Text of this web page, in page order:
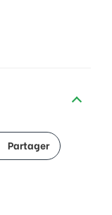
Partager